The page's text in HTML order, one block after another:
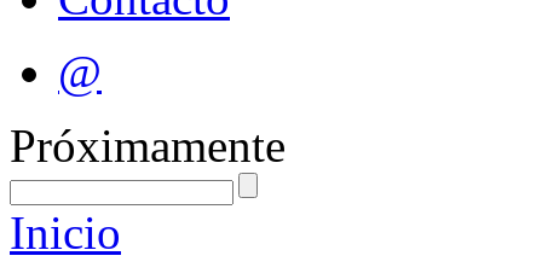
@
Próximamente
Inicio